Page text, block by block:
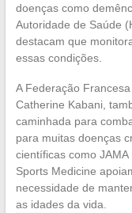
doenças como
Autoridade de Saúde
destacam que
essas condições.
A Federação
Catherine Kabani,
caminhada para
para muitas doenças
científicas como
Sports Medicine
necessidade de
as idades da vida.